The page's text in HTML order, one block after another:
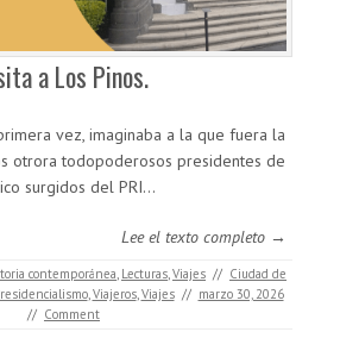
a Los Pinos.
vez, imaginaba a la que fuera la
otrora todopoderosos presidentes de
surgidos del PRI...
Lee el texto completo →
contemporánea Lecturas Viajes // Ciudad de
, Viajeros, Viajes // marzo 30, 2026
// Comment